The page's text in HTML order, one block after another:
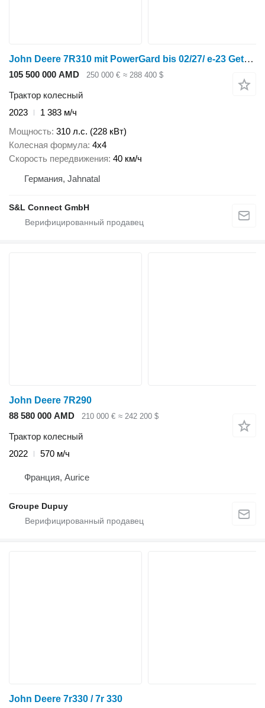
John Deere 7R310 mit PowerGard bis 02/27/ e-23 Getriebe
105 500 000 AMD 250 000 € ≈ 288 400 $
Трактор колесный
2023
1 383 м/ч
Мощность 310 л.с. (228 кВт)
Колесная формула 4x4
Скорость передвижения 40 км/ч
Германия, Jahnatal
S&L Connect GmbH
John Deere 7R290
88 580 000 AMD
210 000 € ≈ 242 200 $
Трактор колесный
2022
570 м/ч
Франция, Aurice
Groupe Dupuy
John Deere 7r330 / 7r 330